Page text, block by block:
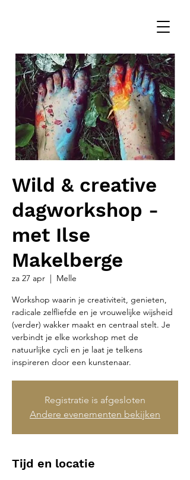
Wild & creative
dagworkshop -
met Ilse
Makelberge
za 27 apr
  |
Melle
Workshop waarin je creativiteit, genieten,
radicale zelfliefde en je vrouwelijke wijsheid
(verder) wakker maakt en centraal stelt. Je
verbindt je elke workshop met de
natuurlijke cycli en je laat je telkens
inspireren door een kunstenaar.
Registratie is afgesloten
Andere evenementen bekijken
Tijd en locatie